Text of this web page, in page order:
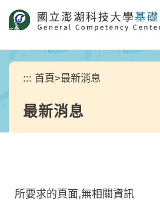
要
區
塊
::: 首頁>最新消息
最新消息
所要求的頁面,無相關資訊